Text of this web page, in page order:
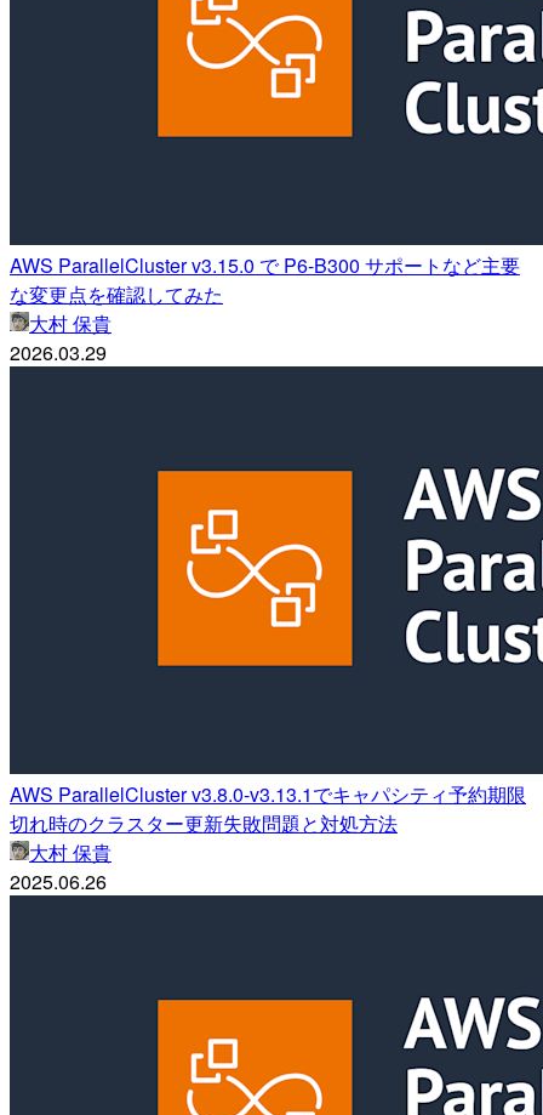
AWS ParallelCluster v3.15.0 で P6-B300 サポートなど主要
な変更点を確認してみた
大村 保貴
2026.03.29
AWS ParallelCluster v3.8.0-v3.13.1でキャパシティ予約期限
切れ時のクラスター更新失敗問題と対処方法
大村 保貴
2025.06.26